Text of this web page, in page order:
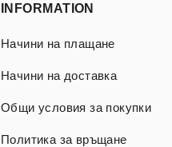
INFORMATION
Начини на плащане
Начини на доставка
Общи условия за покупки
Политика за връщане